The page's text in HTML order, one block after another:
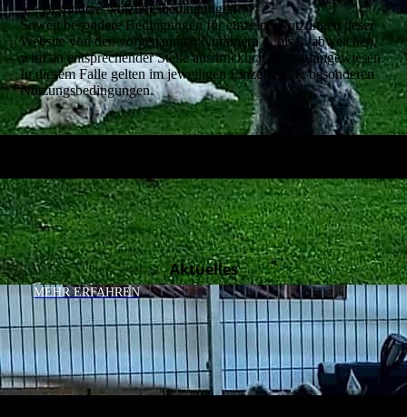
5. Besondere Nutzungsbedingungen
Soweit besondere Bedingungen für einzelne Nutzungen deser
Website von den vorgenannten Nummern 1. bis 4. abweichen,
wird an entsprechender Stelle ausdrücklich darauf hingewiesen.
In diesem Falle gelten im jeweiligen Einzelfall die besonderen
Nutzungsbedingungen.
Aktuelles
MEHR ERFAHREN